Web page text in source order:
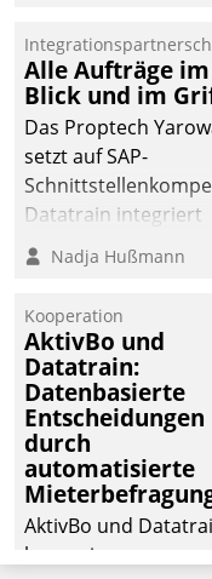
passende Fragen
Schlagworte
Eine intuitive
Dialogführung
dem externen
Serviceteam,
Mietenden zügiger
effizienter zu
Alle Aufträge im
Blick und im
Das Proptech
setzt auf SAP-
Datatrain integriert
Yarowas Portal zur
Vergabe und
operativen
Instandhaltung in die
SAP-
deutscher
– und beschleunigt
den Weg vom
Mieteranliegen zum
Dienstleisterauftrag.
Nadja Hußmann
Kooperation
AktivBo und
Datatrain:
Datenbasierte
Entscheidungen
durch
automatisierte
AktivBo und
kooperieren –